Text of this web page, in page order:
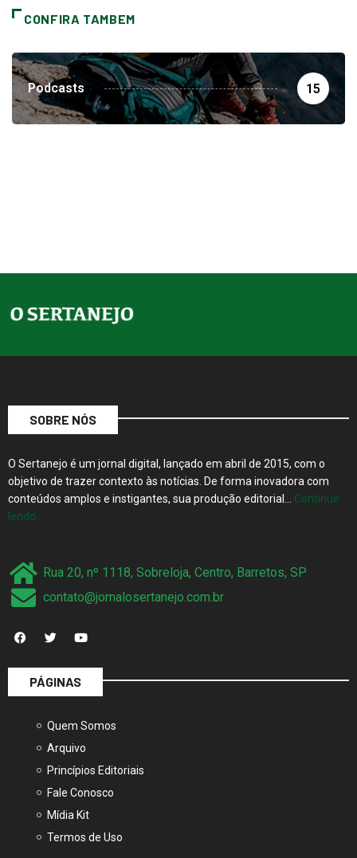
CONFIRA TAMBEM
Podcasts 15
SOBRE NÓS
O Sertanejo é um jornal digital, lançado em abril de 2015, com o
objetivo de trazer contexto às notícias. De forma inovadora com
conteúdos amplos e instigantes, sua produção editorial… Continue
lendo…
Rua 20, nº 1118, Sobreloja, Centro, Barretos, SP
contato@jornalosertanejo.com.br
PÁGINAS
Quem Somos
Arquivo
Princípios Editoriais
Fale Conosco
Mídia Kit
Termos de Uso